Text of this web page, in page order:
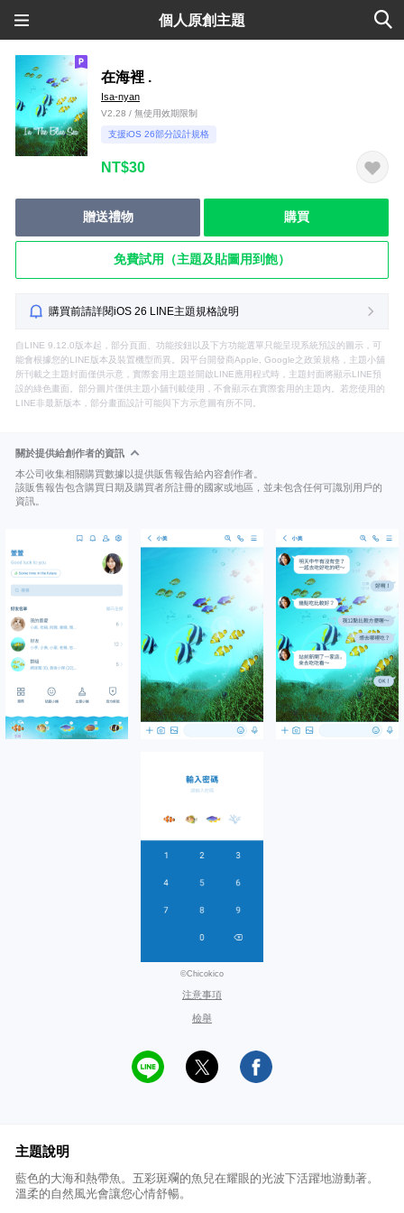
個人原創主題
在海裡 .
Isa-nyan
V2.28 / 無使用效期限制
支援iOS 26部分設計規格
NT$30
贈送禮物 購買
免費試用（主題及貼圖用到飽）
購買前請詳閱iOS 26 LINE主題規格說明
自LINE 9.12.0版本起，部分頁面、功能按鈕以及下方功能選單只能呈現系統預設的圖示，可
能會根據您的LINE版本及裝置機型而異。因平台開發商Apple, Google之政策規格，主題小舖
所刊載之主題封面僅供示意，實際套用主題並開啟LINE應用程式時，主題封面將顯示LINE預
設的綠色畫面。部分圖片僅供主題小舖刊載使用，不會顯示在實際套用的主題內。若您使用的
LINE非最新版本，部分畫面設計可能與下方示意圖有所不同。
關於提供給創作者的資訊
本公司收集相關購買數據以提供販售報告給內容創作者。
該販售報告包含購買日期及購買者所註冊的國家或地區，並未包含任何可識別用戶的
資訊。
©Chicokico
注意事項
檢舉
主題說明
藍色的大海和熱帶魚。五彩斑斕的魚兒在耀眼的光波下活躍地游動著。
溫柔的自然風光會讓您心情舒暢。